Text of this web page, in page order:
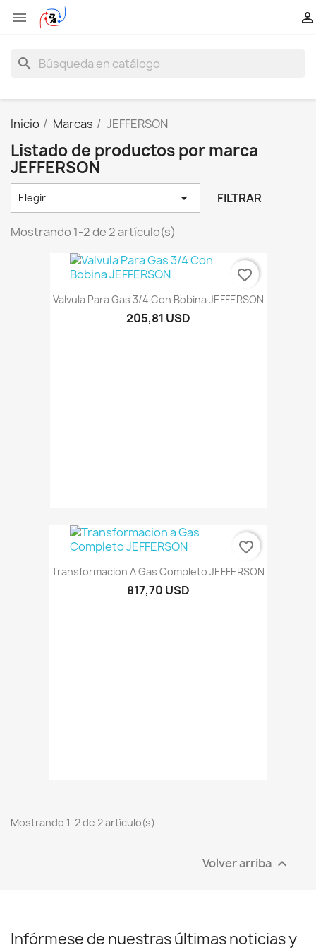
 
search
Inicio Marcas JEFFERSON
Listado de productos por marca
JEFFERSON
Elegir  FILTRAR
Mostrando 1-2 de 2 artículo(s)
Valvula Para Gas 3/4 Con Bobina JEFFERSON
205,81 USD
favorite_border
Transformacion A Gas Completo JEFFERSON
817,70 USD
favorite_border
Mostrando 1-2 de 2 artículo(s)
Volver arriba 
Infórmese de nuestras últimas noticias y